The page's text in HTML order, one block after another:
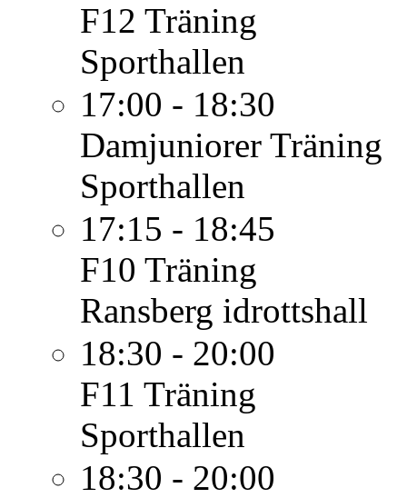
F12 Träning
Sporthallen
17:00 - 18:30
Damjuniorer Träning
Sporthallen
17:15 - 18:45
F10 Träning
Ransberg idrottshall
18:30 - 20:00
F11 Träning
Sporthallen
18:30 - 20:00